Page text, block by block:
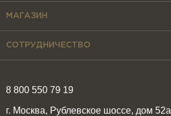
8 800 550 79 19
г. Москва, Рублевское шоссе, дом 52а
МАГАЗИН
СОТРУДНИЧЕСТВО